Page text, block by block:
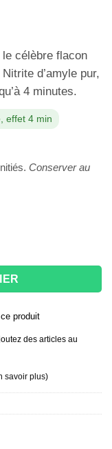
le célèbre flacon
d’amyle pur,
4 minutes.
effet 4 min
Conserver au
ml - Tête de mort
produit
des articles au
savoir plus)